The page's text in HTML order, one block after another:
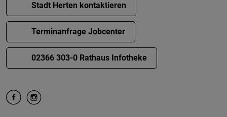
Stadt Herten kontaktieren
Terminanfrage Jobcenter
02366 303-0 Rathaus Infotheke